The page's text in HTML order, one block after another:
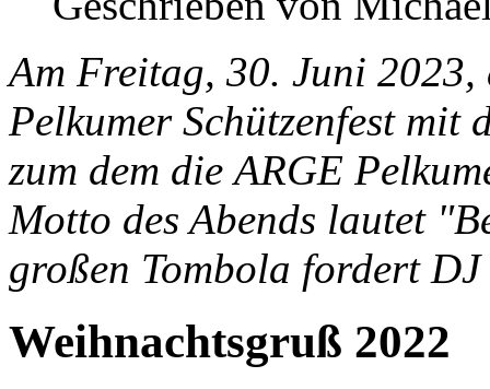
Am Freitag, 30. Juni
Pelkumer Schützenfest mit
zum dem dieARGE
Motto des Abends lautet "
großen Tombola fordert
Weihnachtsgruß 2022